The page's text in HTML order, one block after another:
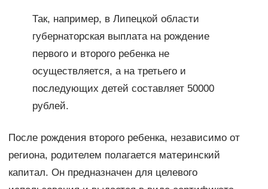
Так, например, в Липецкой области
губернаторская выплата на рождение
первого и второго ребенка не
осуществляется, а на третьего и
последующих детей составляет 50000
рублей.
После рождения второго ребенка, независимо от
региона, родителем полагается материнский
капитал. Он предназначен для целевого